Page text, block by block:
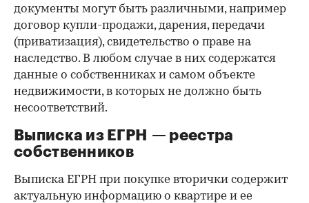
документы могут быть различными, например
договор купли-продажи, дарения, передачи
(приватизация), свидетельство о праве на
наследство. В любом случае в них содержатся
данные о собственниках и самом объекте
недвижимости, в которых не должно быть
несоответствий.
Выписка из ЕГРН — реестра
собственников
Выписка ЕГРН при покупке вторички содержит
актуальную информацию о квартире и ее